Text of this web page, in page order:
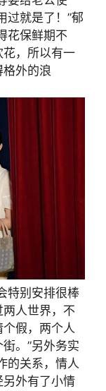
过就是了！”郁
花保鲜期不
，所以有一
外的浪
特别安排很棒
人世界，不
假，两个人
。”另外务实
的关系，情人
外有了小情